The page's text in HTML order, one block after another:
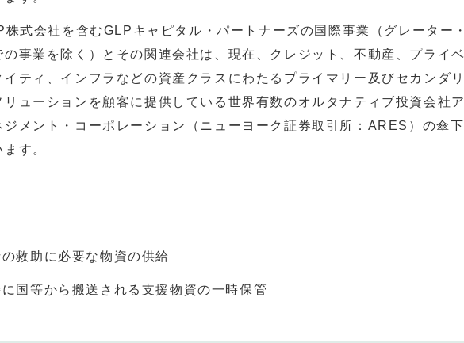
株式会社 を含むGLP キャピタル・パートナーズの国際事業（グレーター・
の事業を除く）とその関連会社は、現在、クレジット、不動産、プライベ
イティ、インフラなどの資産クラスにわたるプライマリー及びセカンダリ
リューションを顧客に提供している世界有数のオルタナティブ投資会社ア
ジメント・コーポレーション（ニューヨーク証券取引所： ARES ）の傘下
す。
救助に必要な物資の供給
国等から搬送される支援物資の一時保管